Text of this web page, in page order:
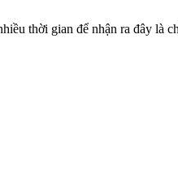
thời gian để nhận ra đây là